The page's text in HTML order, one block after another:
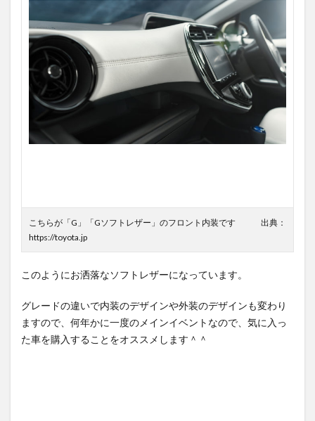
こちらが「G」「Gソフトレザー」のフロント内装です 出典：
https://toyota.jp
このようにお洒落なソフトレザーになっています。
グレードの違いで内装のデザインや外装のデザインも変わり
ますので、何年かに一度のメインイベントなので、気に入っ
た車を購入することをオススメします＾＾